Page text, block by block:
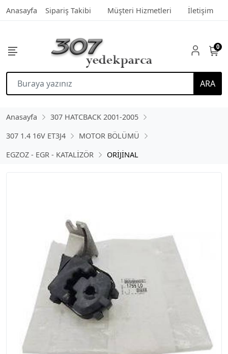
Anasayfa Sipariş Takibi Müşteri Hizmetleri İletişim
ARA
0
Anasayfa
307 HATCBACK 2001-2005
307 1.4 16V ET3J4
MOTOR BÖLÜMÜ
EGZOZ - EGR - KATALİZÖR
ORİJİNAL